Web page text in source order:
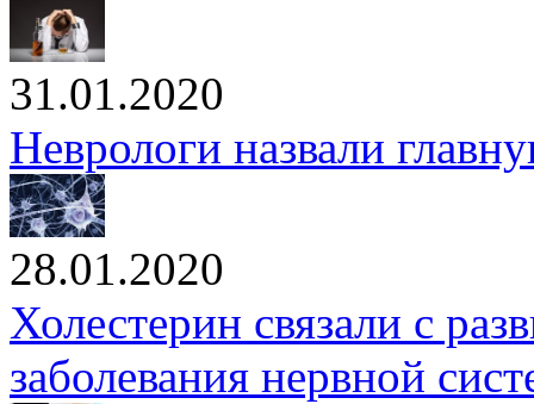
31.01.2020
Неврологи назвали
28.01.2020
Холестерин связали с
заболевания нервной